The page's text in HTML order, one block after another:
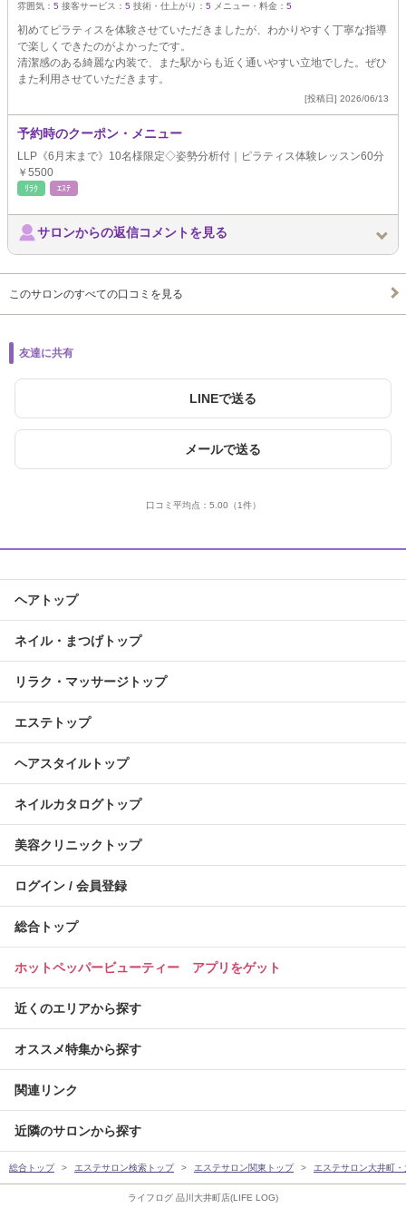
ライフログ 品川大井町店(LIFE LOG)
雰囲気： 5 接客サービス： 5 技術・仕上がり： 5 メニュー・料金： 5
初めてピラティスを体験させていただきましたが、わかりやすく丁寧な指導
で楽しくできたのがよかったです。
清潔感のある綺麗な内装で、また駅からも近く通いやすい立地でした。ぜひ
また利用させていただきます。
[投稿日] 2026/06/13
予約時のクーポン・メニュー
LLP《6月末まで》10名様限定◇姿勢分析付｜ピラティス体験レッスン60分
￥5500
ﾘﾗｸ ｴｽﾃ
サロンからの返信コメントを見る
このサロンのすべての口コミを見る
友達に共有
LINEで送る
メールで送る
口コミ平均点： 5.00 （1件）
ヘアトップ
ネイル・まつげトップ
リラク・マッサージトップ
エステトップ
ヘアスタイルトップ
ネイルカタログトップ
美容クリニックトップ
ログイン / 会員登録
総合トップ
ホットペッパービューティー アプリをゲット
近くのエリアから探す
オススメ特集から探す
関連リンク
近隣のサロンから探す
総合トップ エステサロン検索トップ エステサロン関東トップ エステサロン大井町